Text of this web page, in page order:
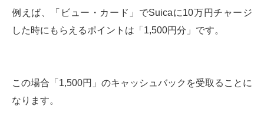
例えば、「ビュー・カード」でSuicaに10万円チャージ
した時にもらえるポイントは「1,500円分」です。
この場合「1,500円」のキャッシュバックを受取ることに
なります。